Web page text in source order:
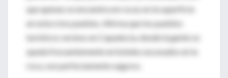
que apenas se encuentra en rocas en la superficie
en estos tres pueblos. Afirma que los pueblos
turísticos vecinos en Capadocia, donde la gente se
queda frecuentemente en hoteles excavados en la
roca, son perfectamente seguros.